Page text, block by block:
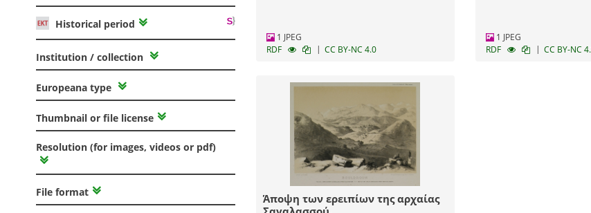
Historical period
Institution / collection
Europeana type
Thumbnail or file license
Resolution (for images, videos or pdf)
File format
1 JPEG
RDF
| CC BY-NC 4.0
1 JPEG
RDF
| CC BY-NC
Άποψη των ερειπίων της αρχαίας